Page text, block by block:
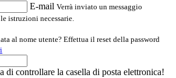
E-mail Verrà inviato un messaggio
istruzioni necessarie.
al nome utente? Effettua il reset della password
di controllare la casella di posta elettronica!